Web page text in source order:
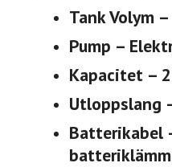
Tank Volym
Pump –
Kapacitet –
Utloppslang
Batterikabel